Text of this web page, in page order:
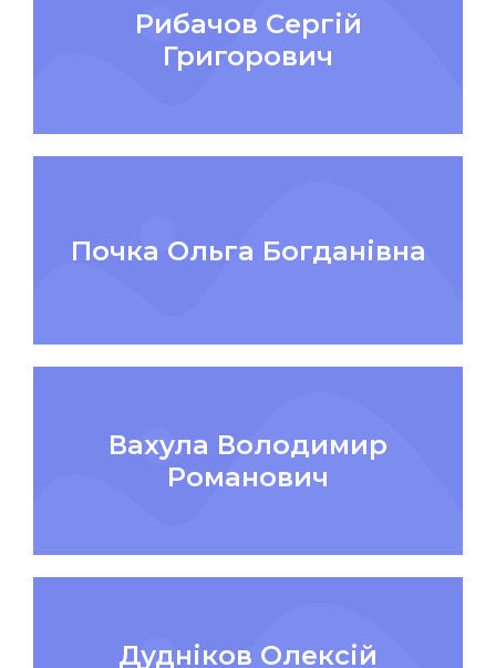
Рибачов Сергій
Григорович
Почка Ольга Богданівна
Вахула Володимир
Романович
Дудніков Олексій